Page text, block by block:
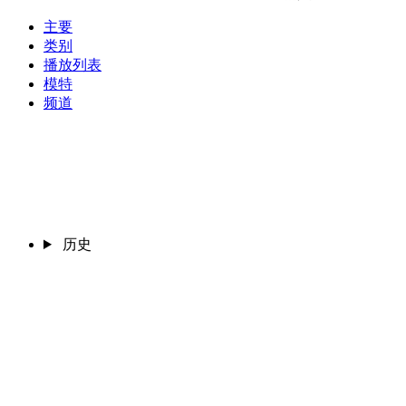
主要
类别
播放列表
模特
频道
历史